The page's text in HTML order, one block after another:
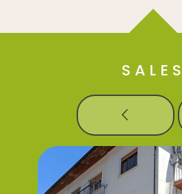
SALES